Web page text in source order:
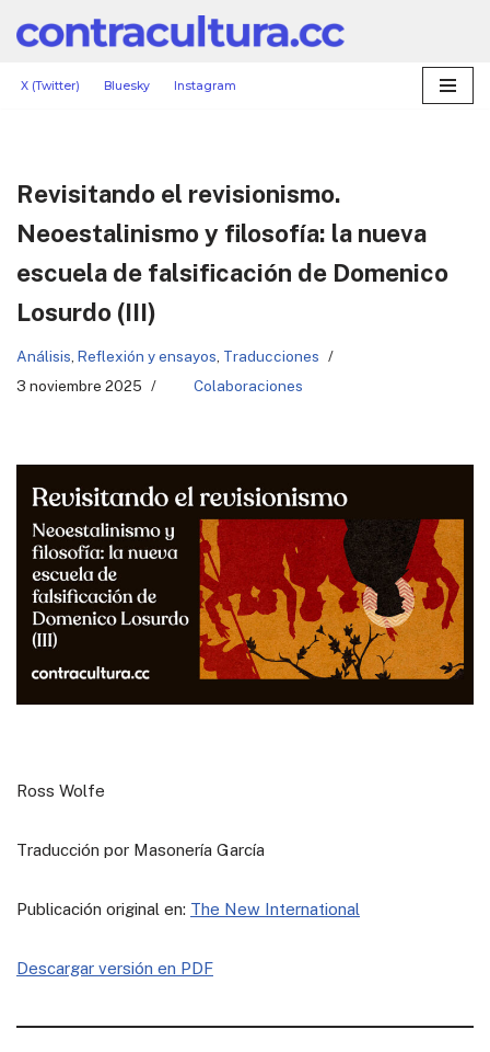
al
X (Twitter) Bluesky Instagram
Revisitando el revisionismo.
Neoestalinismo y filosofía: la nueva
escuela de falsificación de Domenico
Losurdo (III)
Análisis Reflexión y ensayos Traducciones
3 noviembre 2025
Colaboraciones
Ross Wolfe
Traducción por Masonería García
Publicación original en: The New International
Descargar versión en PDF